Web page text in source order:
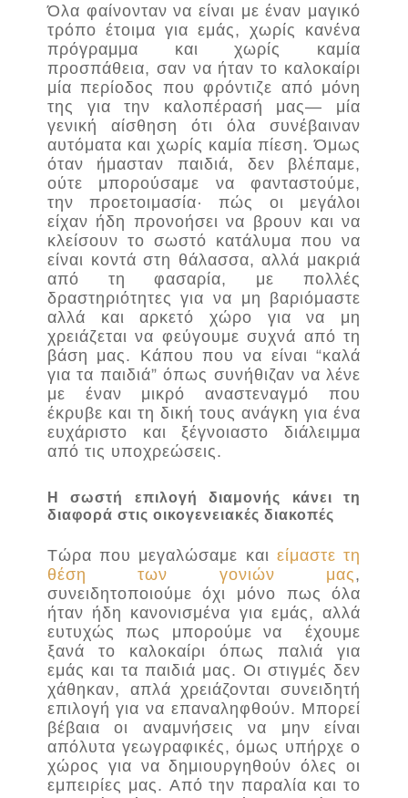
Όλα φαίνονταν να είναι με έναν μαγικό
τρόπο έτοιμα για εμάς, χωρίς κανένα
πρόγραμμα και χωρίς καμία
προσπάθεια, σαν να ήταν το καλοκαίρι
μία περίοδος που φρόντιζε από μόνη
της για την καλοπέρασή μας— μία
γενική αίσθηση ότι όλα συνέβαιναν
αυτόματα και χωρίς καμία πίεση. Όμως
όταν ήμασταν παιδιά, δεν βλέπαμε,
ούτε μπορούσαμε να φανταστούμε,
την προετοιμασία· πώς οι μεγάλοι
είχαν ήδη προνοήσει να βρουν και να
κλείσουν το σωστό κατάλυμα που να
είναι κοντά στη θάλασσα, αλλά μακριά
από τη φασαρία, με πολλές
δραστηριότητες για να μη βαριόμαστε
αλλά και αρκετό χώρο για να μη
χρειάζεται να φεύγουμε συχνά από τη
βάση μας. Κάπου που να είναι “καλά
για τα παιδιά” όπως συνήθιζαν να λένε
με έναν μικρό αναστεναγμό που
έκρυβε και τη δική τους ανάγκη για ένα
ευχάριστο και ξέγνοιαστο διάλειμμα
από τις υποχρεώσεις.
Η σωστή επιλογή διαμονής κάνει τη
διαφορά στις οικογενειακές διακοπές
Τώρα που μεγαλώσαμε και είμαστε τη
θέση των γονιών μας,
συνειδητοποιούμε όχι μόνο πως όλα
ήταν ήδη κανονισμένα για εμάς, αλλά
ευτυχώς πως μπορούμε να έχουμε
ξανά το καλοκαίρι όπως παλιά για
εμάς και τα παιδιά μας. Οι στιγμές δεν
χάθηκαν, απλά χρειάζονται συνειδητή
επιλογή για να επαναληφθούν. Μπορεί
βέβαια οι αναμνήσεις να μην είναι
απόλυτα γεωγραφικές, όμως υπήρχε ο
χώρος για να δημιουργηθούν όλες οι
εμπειρίες μας. Από την παραλία και το